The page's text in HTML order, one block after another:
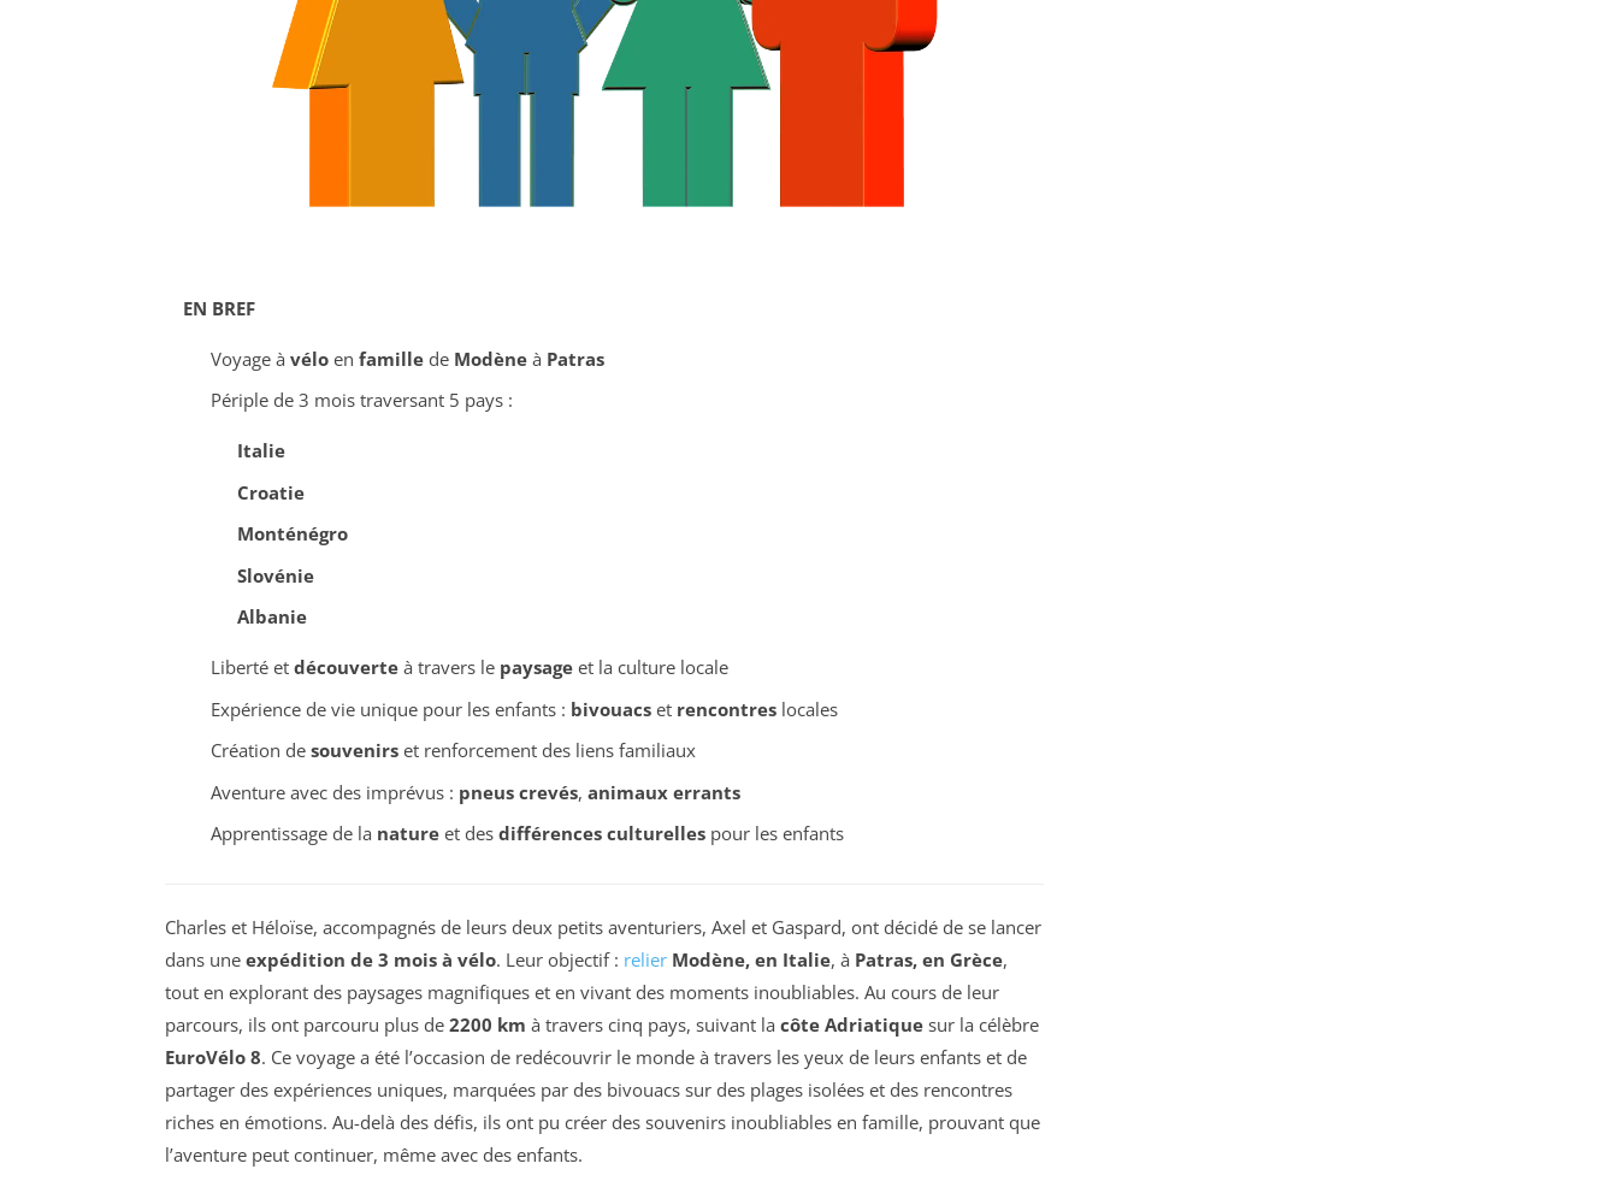
EN BREF
Voyage à véloen famillede Modèneà Patras
Périple de 3 mois traversant 5 pays :
Italie
Croatie
Monténégro
Slovénie
Albanie
Liberté et découverteà travers le paysageet la culture locale
Expérience de vie unique pour les enfants : bivouacset rencontreslocales
Création de souvenirset renforcement des liens familiaux
Aventure avec des imprévus : pneus crevés, animaux errants
Apprentissage de la natureet des différences culturellespour les enfants
Charles et Héloïse, accompagnés de leurs deux petits aventuriers, Axel et Gaspard, ont décidé de se lancer
dans une expédition de 3 mois à vélo. Leur objectif : relier Modène, en Italie, à Patras, en Grèce,
tout en explorant des paysages magnifiques et en vivant des moments inoubliables. Au cours de leur
parcours, ils ont parcouru plus de 2200 km à travers cinq pays, suivant la côte Adriatique sur la célèbre
EuroVélo 8. Ce voyage a été l’occasion de redécouvrir le monde à travers les yeux de leurs enfants et de
partager des expériences uniques, marquées par des bivouacs sur des plages isolées et des rencontres
riches en émotions. Au-delà des défis, ils ont pu créer des souvenirs inoubliables en famille, prouvant que
l’aventure peut continuer, même avec des enfants.